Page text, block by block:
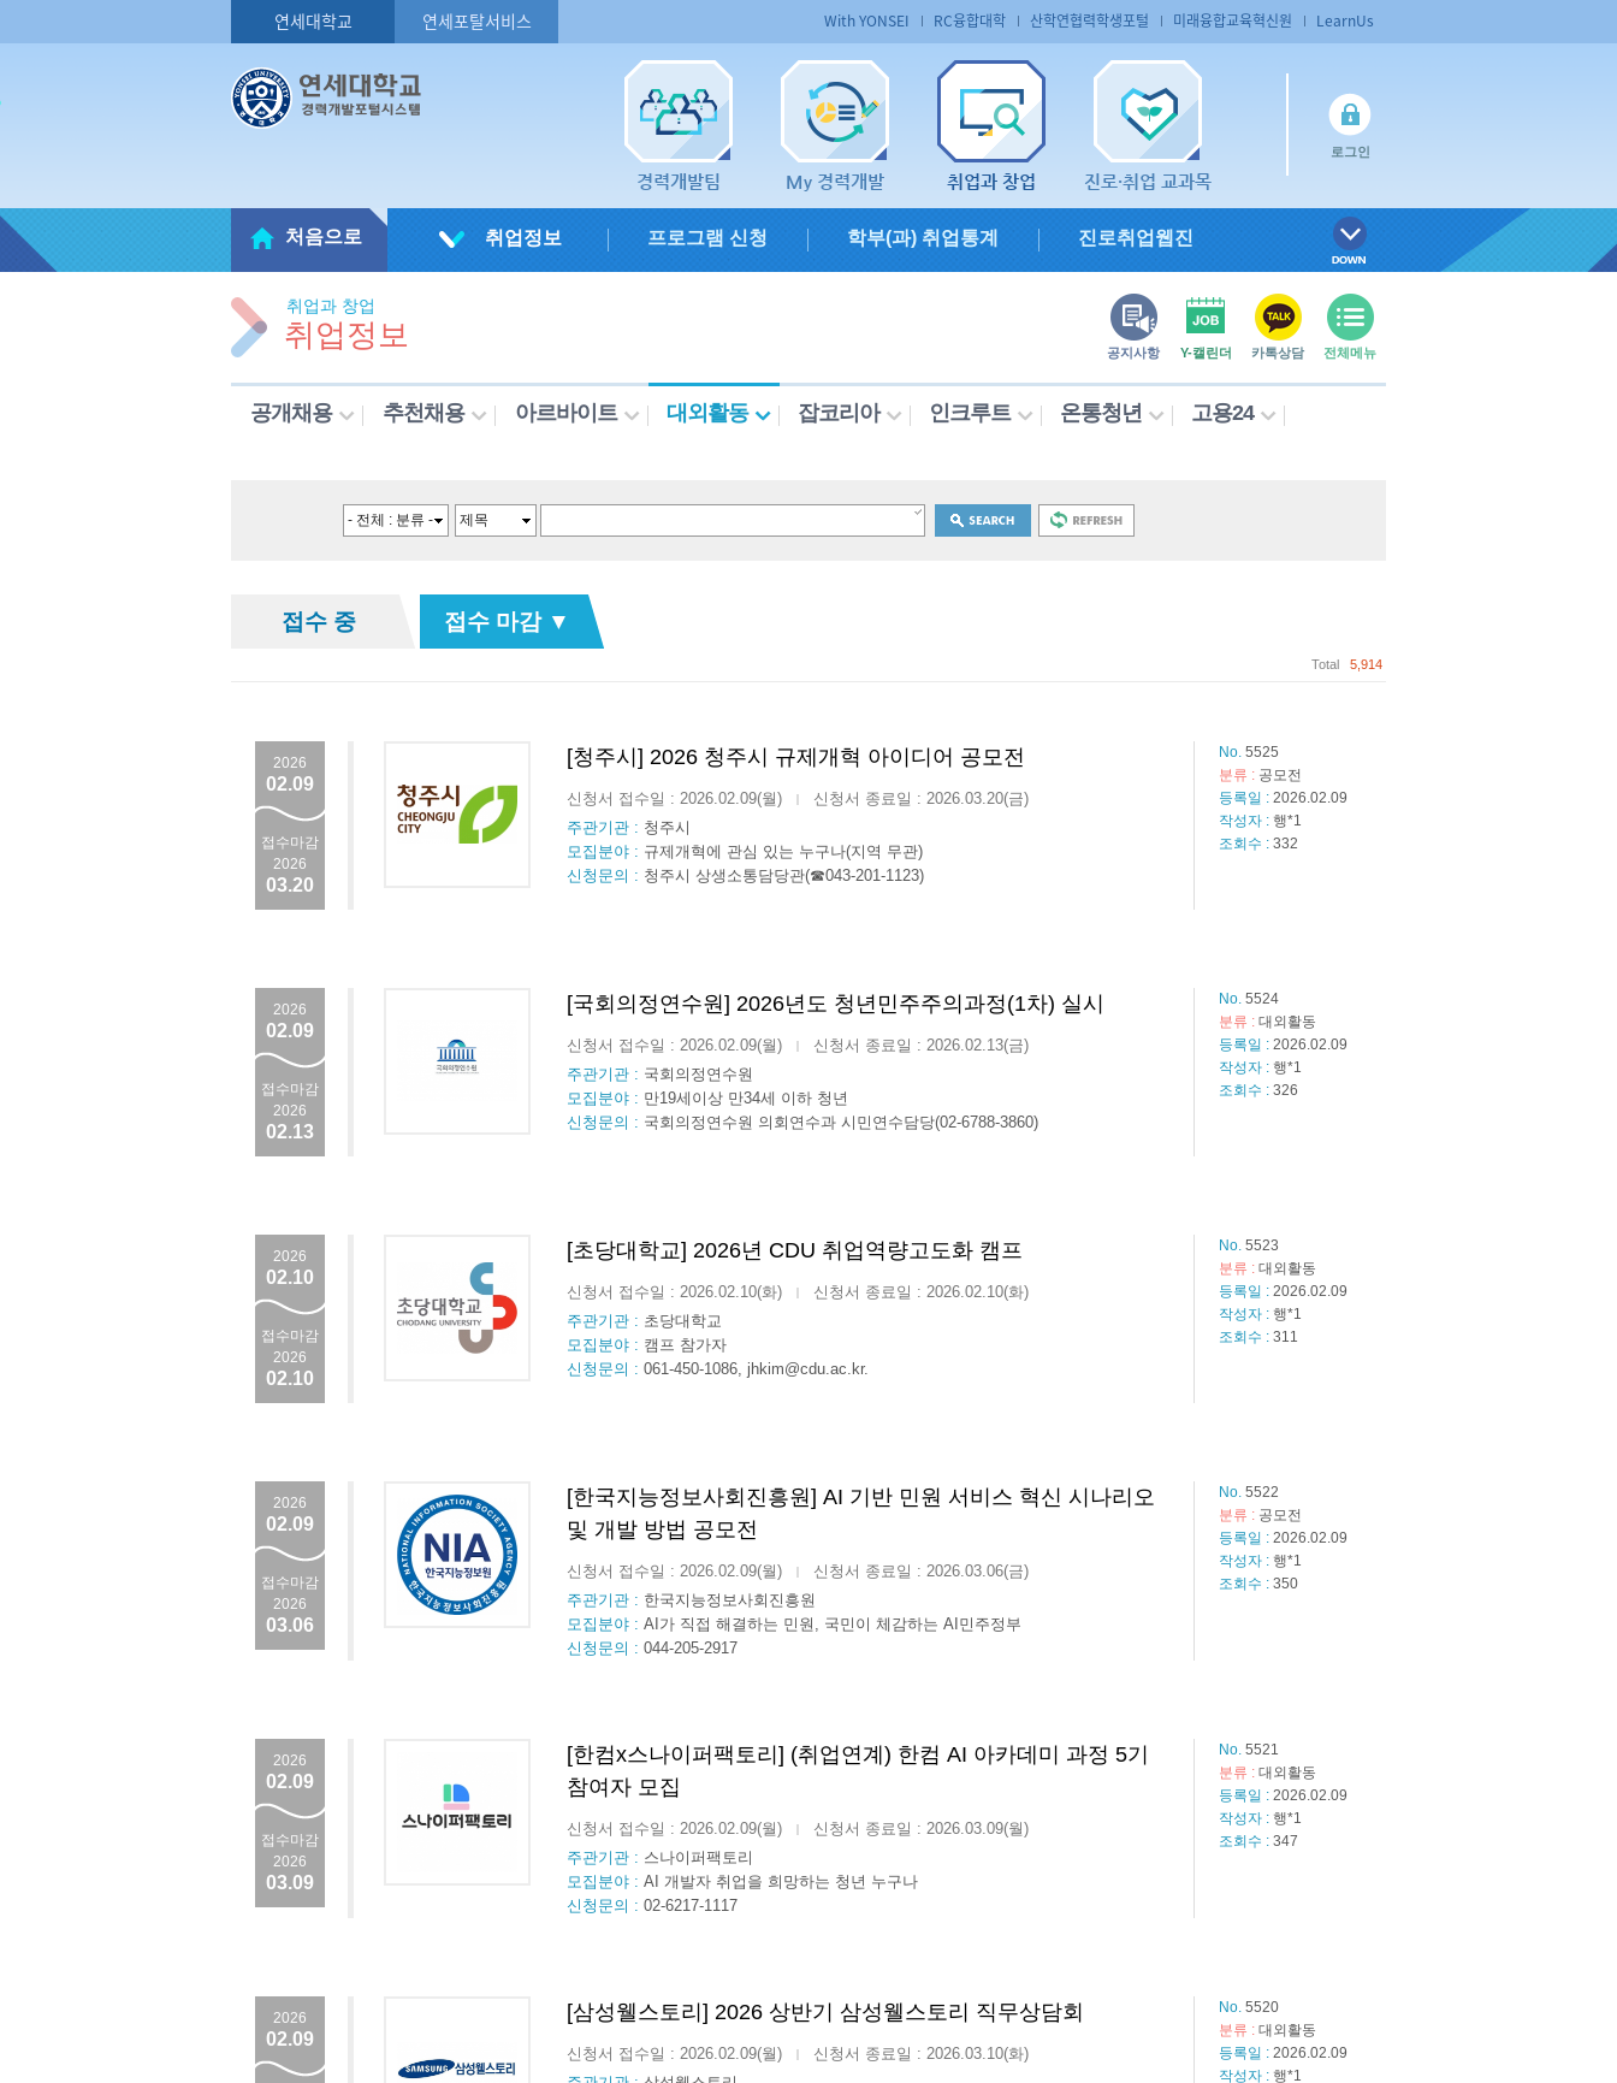
연세대학교 연세포탈서비스 LearnUs
미래융합교육혁신원
산학연협력학생포털
RC융합대학
With YONSEI
로그인
진로·취업 교과목
취업과 창업
My 경력개발
경력개발팀
처음으로 취업정보 프로그램 신청 학부(과) 취업통계 진로취업웹진
취업과 창업
취업정보 전체메뉴
카톡상담
Y-캘린더
공지사항
공개채용 추천채용 아르바이트 대외활동 잡코리아 인크루트 온통청년 고용24
접수 중 접수 마감 ▼
Total 5,914
2026
02.09
접수마감
2026
03.20
[청주시] 2026 청주시 규제개혁 아이디어 공모전
신청서 접수일 : 2026.02.09(월) |
신청서 종료일 : 2026.03.20(금)
주관기관 : 청주시
모집분야 : 규제개혁에 관심 있는 누구나(지역 무관)
신청문의 : 청주시 상생소통담당관(☎043-201-1123)
No. 5525
분류 : 공모전
등록일 : 2026.02.09
작성자 : 행*1
조회수 : 332
2026
02.09
접수마감
2026
02.13
[국회의정연수원] 2026년도 청년민주주의과정(1차) 실시
신청서 접수일 : 2026.02.09(월) |
신청서 종료일 : 2026.02.13(금)
주관기관 : 국회의정연수원
모집분야 : 만19세이상 만34세 이하 청년
신청문의 : 국회의정연수원 의회연수과 시민연수담당(02-6788-3860)
No. 5524
분류 : 대외활동
등록일 : 2026.02.09
작성자 : 행*1
조회수 : 326
2026
02.10
접수마감
2026
02.10
[초당대학교] 2026년 CDU 취업역량고도화 캠프
신청서 접수일 : 2026.02.10(화) |
신청서 종료일 : 2026.02.10(화)
주관기관 : 초당대학교
모집분야 : 캠프 참가자
신청문의 : 061-450-1086, jhkim@cdu.ac.kr.
No. 5523
분류 : 대외활동
등록일 : 2026.02.09
작성자 : 행*1
조회수 : 311
2026
02.09
접수마감
2026
03.06
[한국지능정보사회진흥원] AI 기반 민원 서비스 혁신 시나리오
및 개발 방법 공모전
신청서 접수일 : 2026.02.09(월) |
신청서 종료일 : 2026.03.06(금)
주관기관 : 한국지능정보사회진흥원
모집분야 : AI가 직접 해결하는 민원, 국민이 체감하는 AI민주정부
신청문의 : 044-205-2917
No. 5522
분류 : 공모전
등록일 : 2026.02.09
작성자 : 행*1
조회수 : 350
2026
02.09
접수마감
2026
03.09
[한컴x스나이퍼팩토리] (취업연계) 한컴 AI 아카데미 과정 5기
참여자 모집
신청서 접수일 : 2026.02.09(월) |
신청서 종료일 : 2026.03.09(월)
주관기관 : 스나이퍼팩토리
모집분야 : AI 개발자 취업을 희망하는 청년 누구나
신청문의 : 02-6217-1117
No. 5521
분류 : 대외활동
등록일 : 2026.02.09
작성자 : 행*1
조회수 : 347
2026
02.09
[삼성웰스토리] 2026 상반기 삼성웰스토리 직무상담회
신청서 접수일 : 2026.02.09(월) |
신청서 종료일 : 2026.03.10(화)
No. 5520
분류 : 대외활동
등록일 : 2026.02.09
작성자 : 행*1